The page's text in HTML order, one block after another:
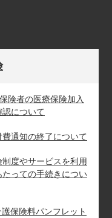
険者の医療保険加入
について
通知の終了について
度やサービスを利用
たっての手続きについ
保険料パンフレット